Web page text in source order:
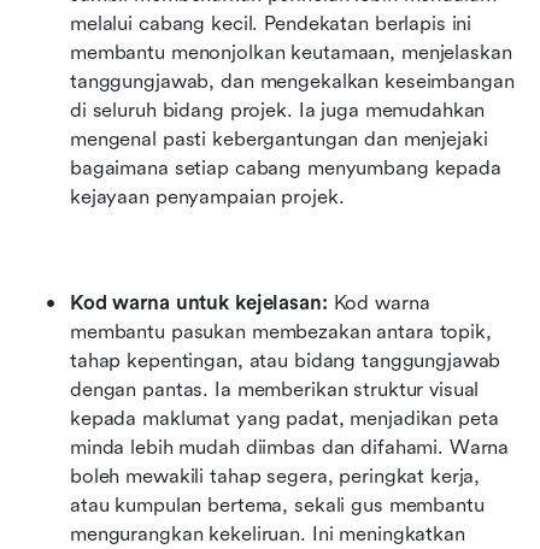
melalui cabang kecil. Pendekatan berlapis ini
membantu menonjolkan keutamaan, menjelaskan
tanggungjawab, dan mengekalkan keseimbangan
di seluruh bidang projek. Ia juga memudahkan
mengenal pasti kebergantungan dan menjejaki
bagaimana setiap cabang menyumbang kepada
kejayaan penyampaian projek.
Kod warna untuk kejelasan: Kod warna
membantu pasukan membezakan antara topik,
tahap kepentingan, atau bidang tanggungjawab
dengan pantas. Ia memberikan struktur visual
kepada maklumat yang padat, menjadikan peta
minda lebih mudah diimbas dan difahami. Warna
boleh mewakili tahap segera, peringkat kerja,
atau kumpulan bertema, sekali gus membantu
mengurangkan kekeliruan. Ini meningkatkan